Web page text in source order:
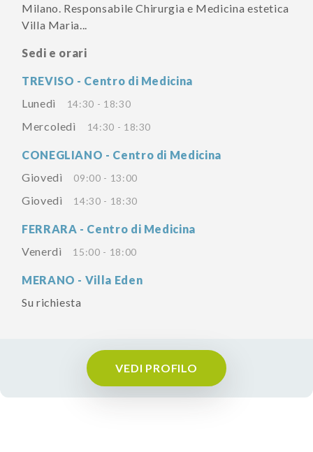
Milano. Responsabile Chirurgia e Medicina estetica
Villa Maria...
Sedi e orari
TREVISO - Centro di Medicina
Lunedì
14:30 - 18:30
Mercoledì 14:30 - 18:30
CONEGLIANO - Centro di Medicina
Giovedì
09:00 - 13:00
Giovedì 14:30 - 18:30
FERRARA - Centro di Medicina
Venerdì
15:00 - 18:00
MERANO - Villa Eden
Su richiesta
VEDI PROFILO